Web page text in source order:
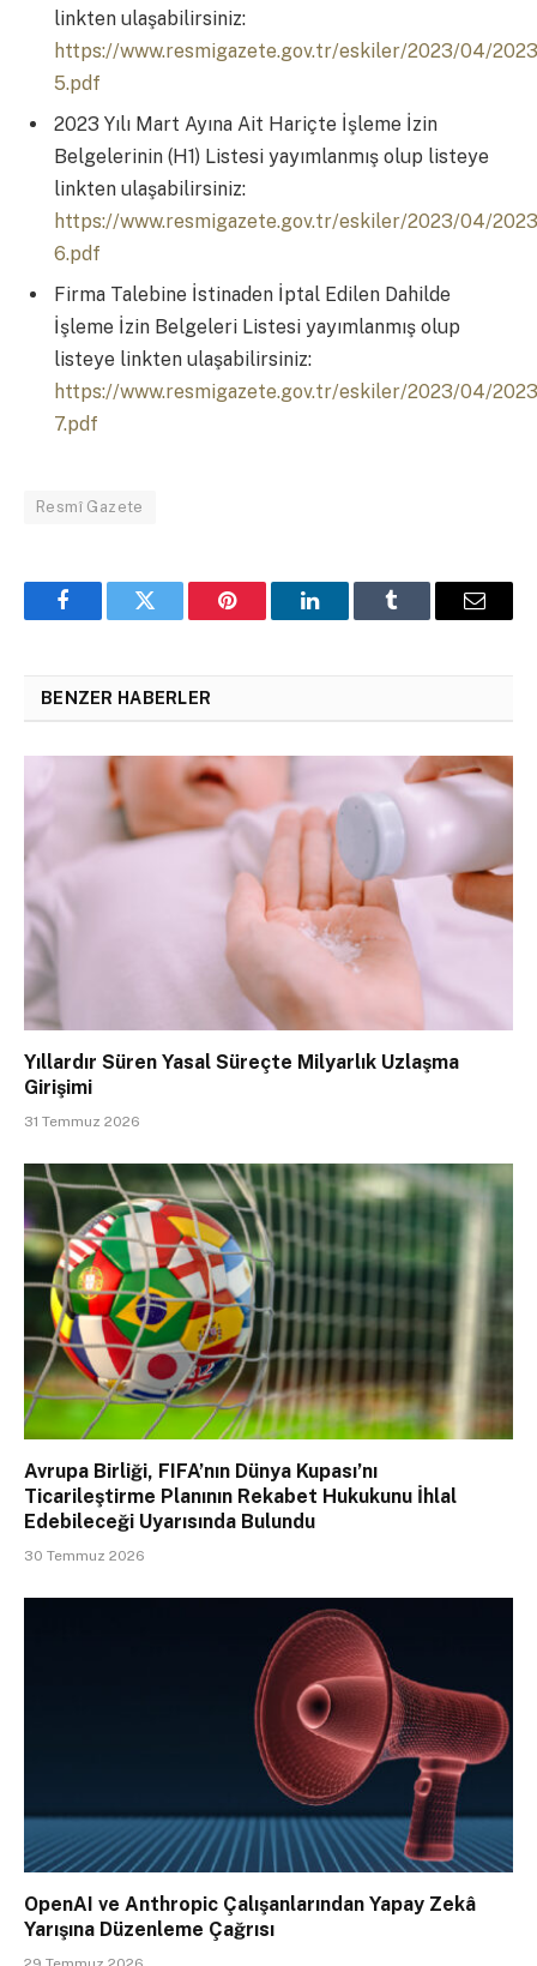
linkten ulaşabilirsiniz:
https://www.resmigazete.gov.tr/eskiler/2023/04/
5.pdf
2023 Yılı Mart Ayına Ait Hariçte İşleme İzin
Belgelerinin (H1) Listesi yayımlanmış olup listeye
linkten ulaşabilirsiniz:
https://www.resmigazete.gov.tr/eskiler/2023/04/
6.pdf
Firma Talebine İstinaden İptal Edilen Dahilde
İşleme İzin Belgeleri Listesi yayımlanmış olup
listeye linkten ulaşabilirsiniz:
https://www.resmigazete.gov.tr/eskiler/2023/04/
7.pdf
Resmî Gazete
FacebookTwitter Pinterest LinkedInTumblr Email
BENZER HABERLER
Yıllardır Süren Yasal Süreçte Milyarlık Uzlaşma
Girişimi
31 Temmuz 2026
Avrupa Birliği, FIFA’nın Dünya Kupası’nı
Ticarileştirme Planının Rekabet Hukukunu İhlal
Edebileceği Uyarısında Bulundu
30 Temmuz 2026
OpenAI ve Anthropic Çalışanlarından Yapay Zekâ
Yarışına Düzenleme Çağrısı